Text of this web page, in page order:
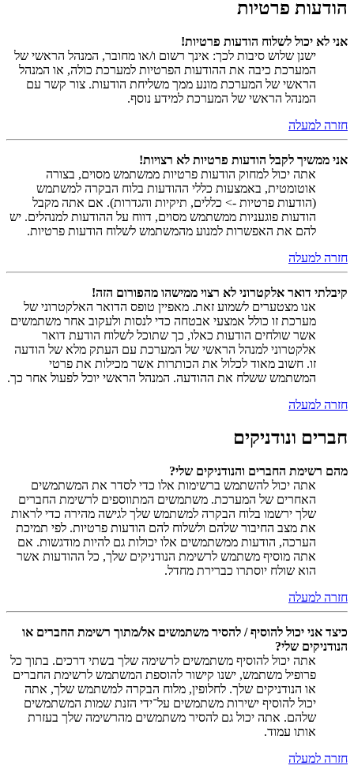
הודעות פרטיות
אני לא יכול לשלוח הודעות פרטיות!
ישנן שלוש סיבות לכך: אינך רשום ו/או מחובר, המנהל הראשי של
המערכת כיבה את ההודעות הפרטיות למערכת כולה, או המנהל
הראשי של המערכת מונע ממך משליחת הודעות. צור קשר עם
המנהל הראשי של המערכת למידע נוסף.
חזרה למעלה
אני ממשיך לקבל הודעות פרטיות לא רצויות!
אתה יכול למחוק הודעות פרטיות ממשתמש מסוים, בצורה
אוטומטית, באמצעות כללי ההודעות בלוח הבקרה למשתמש
(הודעות פרטיות -> כללים, תיקיות והגדרות). אם אתה מקבל
הודעות פוגעניות ממשתמש מסוים, דווח על ההודעות למנהלים. יש
להם את האפשרות למנוע מהמשתמש לשלוח הודעות פרטיות.
חזרה למעלה
קיבלתי דואר אלקטרוני לא רצוי ממישהו מהפורום הזה!
אנו מצטערים לשמוע זאת. מאפיין טופס הדואר האלקטרוני של
מערכת זו כולל אמצעי אבטחה כדי לנסות ולעקוב אחר משתמשים
אשר שולחים הודעות כאלו, כך שתוכל לשלוח הודעת דואר
אלקטרוני למנהל הראשי של המערכת עם העתק מלא של הודעה
זו. חשוב מאוד לכלול את הכותרות אשר מכילות את פרטי
המשתמש ששלח את ההודעה. המנהל הראשי יוכל לפעול אחר כך.
חזרה למעלה
חברים ונודניקים
מהם רשימת החברים והנודניקים שלי?
אתה יכול להשתמש ברשימות אלו כדי לסדר את המשתמשים
האחרים של המערכת. משתמשים המתווספים לרשימת החברים
שלך ירשמו בלוח הבקרה למשתמש שלך לגישה מהירה כדי לראות
את מצב החיבור שלהם ולשלוח להם הודעות פרטיות. לפי תמיכת
הערכה, הודעות ממשתמשים אלו יכולות גם להיות מודגשות. אם
אתה מוסיף משתמש לרשימת הנודניקים שלך, כל ההודעות אשר
הוא שולח יוסתרו כברירת מחדל.
חזרה למעלה
כיצד אני יכול להוסיף / להסיר משתמשים אל/מתוך רשימת החברים או
הנודניקים שלי?
אתה יכול להוסיף משתמשים לרשימה שלך בשתי דרכים. בתוך כל
פרופיל משתמש, ישנו קישור להוספת המשתמש לרשימת החברים
או הנודניקים שלך. לחלופין, מלוח הבקרה למשתמש שלך, אתה
יכול להוסיף ישירות משתמשים על־ידי הזנת שמות המשתמשים
שלהם. אתה יכול גם להסיר משתמשים מהרשימה שלך בעזרת
אותו עמוד.
חזרה למעלה